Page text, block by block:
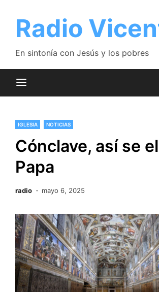
contenido
Radio
En sintonía con Jesús y los pobres
IGLESIA NOTICIAS
Cónclave, así se
Papa
radio mayo 6, 2025